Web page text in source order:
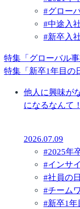
#グロー
#中途入
#新卒入
特集「グローバル
特集「新卒1年目の
他人に興味が
になるなんて
2026.07.09
#2025年
#インサ
#社員の
#チーム
#新卒1年